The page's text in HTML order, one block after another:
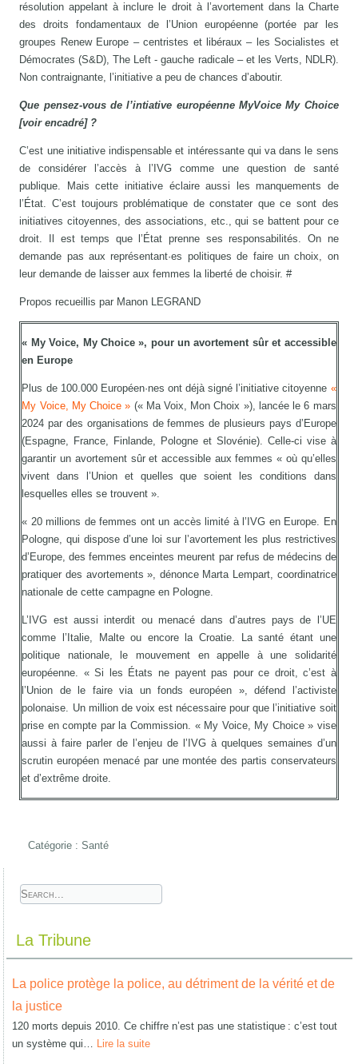
résolution appelant à inclure le droit à l’avortement dans la Charte
des droits fondamentaux de l’Union européenne (portée par les
groupes Renew Europe – centristes et libéraux – les Socialistes et
Démocrates (S&D), The Left - gauche radicale – et les Verts, NDLR).
Non contraignante, l’initiative a peu de chances d’aboutir.
Que pensez-vous de l’intiative européenne MyVoice My Choice
[voir encadré] ?
C’est une initiative indispensable et intéressante qui va dans le sens
de considérer l’accès à l’IVG comme une question de santé
publique. Mais cette initiative éclaire aussi les manquements de
l’État. C’est toujours problématique de constater que ce sont des
initiatives citoyennes, des associations, etc., qui se battent pour ce
droit. Il est temps que l’État prenne ses responsabilités. On ne
demande pas aux représentant·es politiques de faire un choix, on
leur demande de laisser aux femmes la liberté de choisir. #
Propos recueillis par Manon LEGRAND
« My Voice, My Choice », pour un avortement sûr et accessible
en Europe
Plus de 100.000 Européen·nes ont déjà signé l’initiative citoyenne «
My Voice, My Choice » (« Ma Voix, Mon Choix »), lancée le 6 mars
2024 par des organisations de femmes de plusieurs pays d’Europe
(Espagne, France, Finlande, Pologne et Slovénie). Celle-ci vise à
garantir un avortement sûr et accessible aux femmes « où qu’elles
vivent dans l’Union et quelles que soient les conditions dans
lesquelles elles se trouvent ».
« 20 millions de femmes ont un accès limité à l’IVG en Europe. En
Pologne, qui dispose d’une loi sur l’avortement les plus restrictives
d’Europe, des femmes enceintes meurent par refus de médecins de
pratiquer des avortements », dénonce Marta Lempart, coordinatrice
nationale de cette campagne en Pologne.
L’IVG est aussi interdit ou menacé dans d’autres pays de l’UE
comme l’Italie, Malte ou encore la Croatie. La santé étant une
politique nationale, le mouvement en appelle à une solidarité
européenne. « Si les États ne payent pas pour ce droit, c’est à
l’Union de le faire via un fonds européen », défend l’activiste
polonaise. Un million de voix est nécessaire pour que l’initiative soit
prise en compte par la Commission. « My Voice, My Choice » vise
aussi à faire parler de l’enjeu de l’IVG à quelques semaines d’un
scrutin européen menacé par une montée des partis conservateurs
et d’extrême droite.
Catégorie :Santé
La Tribune
La police protège la police, au détriment de la vérité et de
la justice
120 morts depuis 2010. Ce chiffre n’est pas une statistique : c’est tout
un système qui… Lire la suite